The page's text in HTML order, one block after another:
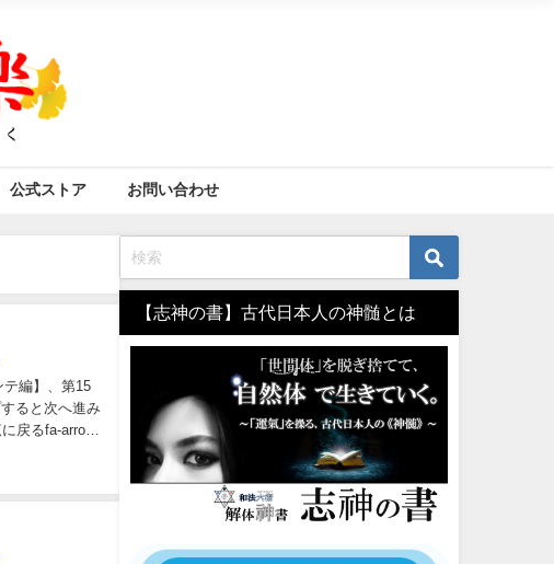
公式ストア お問い合わせ
【志神の書】古代日本人の神髄とは